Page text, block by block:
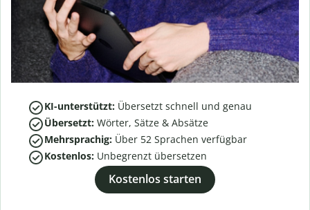
KI-unterstützt: Übersetzt schnell und genau
Übersetzt: Wörter, Sätze & Absätze
Mehrsprachig: Über 52 Sprachen verfügbar
Kostenlos: Unbegrenzt übersetzen
Kostenlos starten